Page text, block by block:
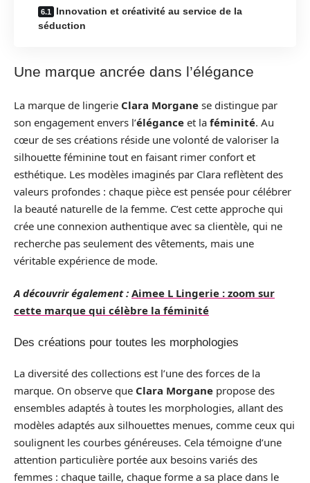
Innovation et créativité au service de la
séduction
Une marque ancrée dans l’élégance
La marque de lingerie Clara Morgane se distingue par
son engagement envers l’élégance et la féminité. Au
cœur de ses créations réside une volonté de valoriser la
silhouette féminine tout en faisant rimer confort et
esthétique. Les modèles imaginés par Clara reflètent des
valeurs profondes : chaque pièce est pensée pour célébrer
la beauté naturelle de la femme. C’est cette approche qui
crée une connexion authentique avec sa clientèle, qui ne
recherche pas seulement des vêtements, mais une
véritable expérience de mode.
A découvrir également : Aimee L Lingerie : zoom sur
cette marque qui célèbre la féminité
Des créations pour toutes les morphologies
La diversité des collections est l’une des forces de la
marque. On observe que Clara Morgane propose des
ensembles adaptés à toutes les morphologies, allant des
modèles adaptés aux silhouettes menues, comme ceux qui
soulignent les courbes généreuses. Cela témoigne d’une
attention particulière portée aux besoins variés des
femmes : chaque taille, chaque forme a sa place dans le